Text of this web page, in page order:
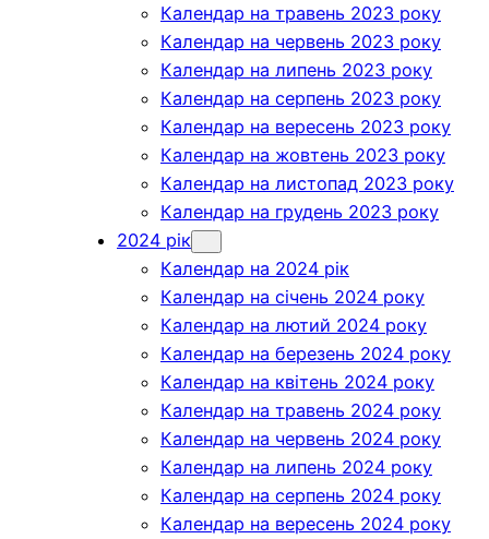
Календар на травень 2023 року
Календар на червень 2023 року
Календар на липень 2023 року
Календар на серпень 2023 року
Календар на вересень 2023 року
Календар на жовтень 2023 року
Календар на листопад 2023 року
Календар на грудень 2023 року
2024 рік
Календар на 2024 рік
Календар на січень 2024 року
Календар на лютий 2024 року
Календар на березень 2024 року
Календар на квітень 2024 року
Календар на травень 2024 року
Календар на червень 2024 року
Календар на липень 2024 року
Календар на серпень 2024 року
Календар на вересень 2024 року